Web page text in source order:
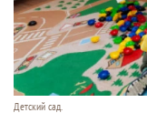
Детский сад.